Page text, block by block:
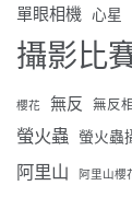
單眼相機 心星
攝影比
櫻花 無反 無反
螢火蟲 螢火蟲
阿里山 阿里山櫻